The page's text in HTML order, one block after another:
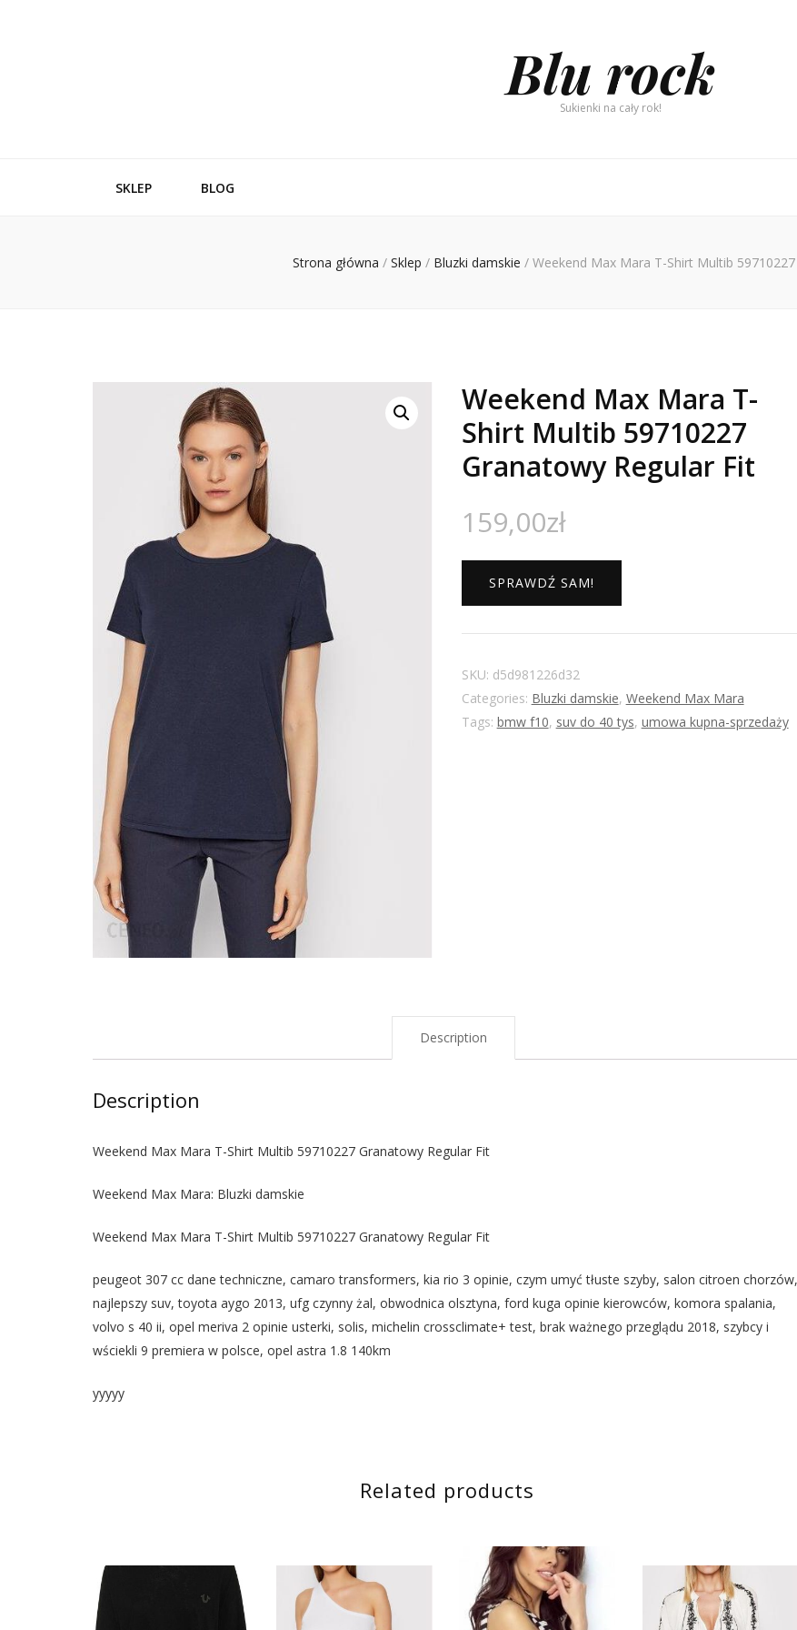
Blu rock
Sukienki na cały rok!
SKLEP BLOG
Strona główna / Sklep / Bluzki damskie / Weekend Max Mara T-Shirt Multib
Weekend Max Mara T-
Shirt Multib 59710227
Granatowy Regular Fit
159,00zł
SPRAWDŹ SAM!
SKU: d5d981226d32
Categories: Bluzki damskie, Weekend Max Mara
Tags: bmw f10, suv do 40 tys, umowa kupna-sprzedaży
Description
Description
Weekend Max Mara T-Shirt Multib 59710227 Granatowy Regular Fit
Weekend Max Mara: Bluzki damskie
Weekend Max Mara T-Shirt Multib 59710227 Granatowy Regular Fit
peugeot 307 cc dane techniczne, camaro transformers, kia rio 3 opinie, czym umyć tłuste szyby, salon citroen chorzów,
najlepszy suv, toyota aygo 2013, ufg czynny żal, obwodnica olsztyna, ford kuga opinie kierowców, komora spalania,
volvo s 40 ii, opel meriva 2 opinie usterki, solis, michelin crossclimate+ test, brak ważnego przeglądu 2018, szybcy i
wściekli 9 premiera w polsce, opel astra 1.8 140km
yyyyy
Related products